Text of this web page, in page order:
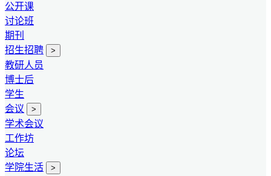
公开课
讨论班
期刊
招生招聘
>
教研人员
博士后
学生
会议
>
学术会议
工作坊
论坛
学院生活
>